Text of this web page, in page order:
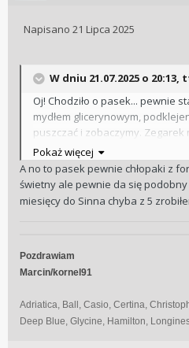
Napisano 21 Lipca 2025
W dniu 21.07.2025 o 20:13,
Oj! Chodziło o pasek... pewnie
mydłem glicerynowym,
puszczać i zobaczymy. Zegarek
latach pojawiło się pierwsze
na godzinie dwunastej. W
w jego życiu pełny serwis. Mimo,
poprawne, co by wskazywało
otwarciu smary się dosłownie
Pokaż więcej
A no to pasek pewnie chłopaki z
świetny ale pewnie da się
miesięcy do Sinna chyba z 5
Pozdrawiam
Marcin/kornel91
Adriatica, Ball, Casio, Certina,
Deep Blue, Glycine, Hamilton,